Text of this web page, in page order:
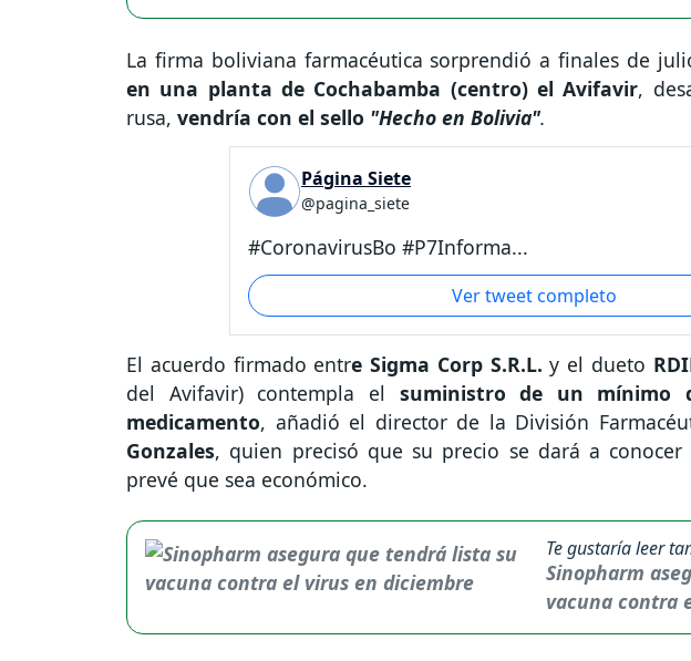
La firma boliviana farmacéutica sorprendió a finales de
en una planta de Cochabamba (centro) el Avifavir,
rusa, vendría con el sello "Hecho en Bolivia".
Página Siete
@pagina_siete
#CoronavirusBo #P7Informa...
Ver tweet completo
El acuerdo firmado entre Sigma Corp S.R.L.y el dueto
del Avifavir) contempla el suministro de un mínimo
medicamento, añadió el director de la División
Gonzales, quien precisó que su precio se dará a
prevé que sea económico.
Te gustaría leer
Sinopharm
vacuna contra